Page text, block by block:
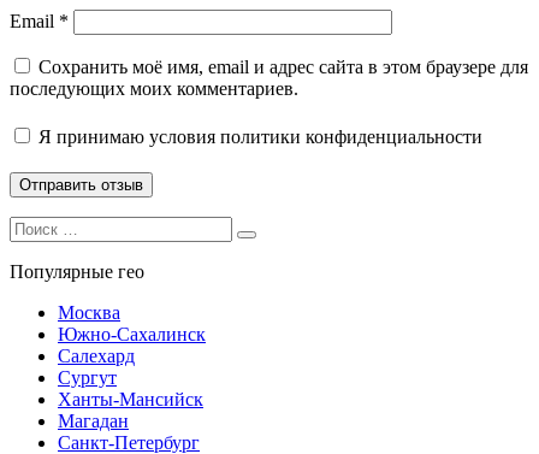
Email *
Сохранить моё имя, email и адрес сайта в этом браузере для
последующих моих комментариев.
Я принимаю условия политики конфиденциальности
Search
for:
Search
Популярные гео
Москва
Южно-Сахалинск
Салехард
Сургут
Ханты-Мансийск
Магадан
Санкт-Петербург